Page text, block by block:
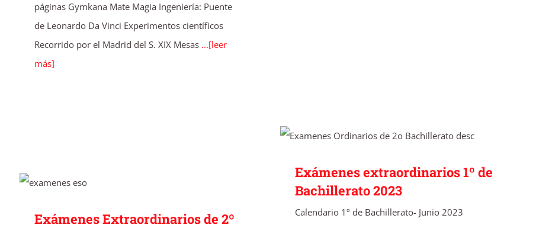
páginas Gymkana Mate Magia Ingeniería: Puente
de Leonardo Da Vinci Experimentos científicos
Recorrido por el Madrid del S. XIX Mesas ...[leer
más]
Exámenes extraordinarios 1º de Bachillerato
2023
Exámenes extraordinarios 1º de
Bachillerato 2023
Calendario 1º de Bachillerato- Junio 2023
Exámenes Extraordinarios de 2º de
Exámenes Extraordinarios de 2º